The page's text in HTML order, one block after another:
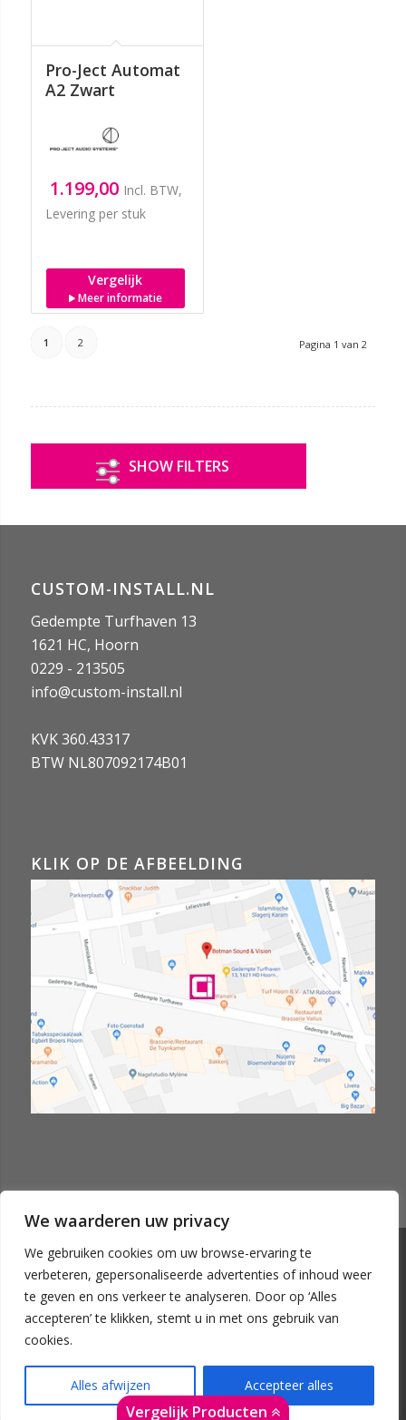
We waarderen uw privacy
We gebruiken cookies om uw browse-ervaring te
verbeteren, gepersonaliseerde advertenties of inhoud weer
te geven en ons verkeer te analyseren. Door op ‘Alles
accepteren’ te klikken, stemt u in met ons gebruik van
cookies.
Alles afwijzen Accepteer alles
Pro-Ject Automat
A2 Zwart
1.199,00 Incl. BTW,
Levering per stuk
Vergelijk
Meer informatie
Pagina 1 van 2
1 2
SHOW FILTERS
CUSTOM-INSTALL.NL
Gedempte Turfhaven 13
1621 HC, Hoorn
0229 - 213505
info@custom-install.nl
KVK 360.43317
BTW NL807092174B01
KLIK OP DE AFBEELDING
© Copyright - Custom-install.nl
Home
Contact
Over Custom-install
FAQ
Privacyverklaring
Algemene Voorwaarden
Vergelijk Producten